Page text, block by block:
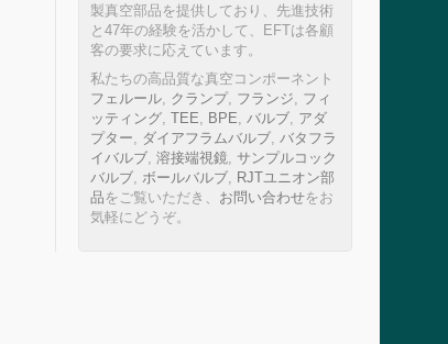
製真空部品を提供しており、先進技術
と47年の経験を活かして、EFTは各顧
客の要求に応えています。
私たちの高品質な真空コンポーネント
フェルール, クランプ, フランジ, フィ
ッティング, TEE, BPE, バルブ, アダ
プター, ダイアフラムバルブ, バタフラ
イバルブ, 溶接端視鏡, サンプルコック
バルブ, ボールバルブ, RJTユニオン部
品をご覧いただき、 お問い合わせをお
気軽にどうぞ。